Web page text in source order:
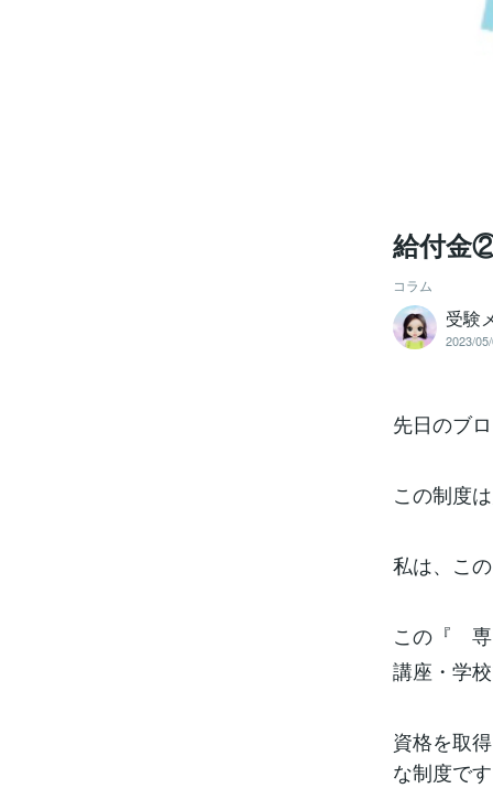
給付金
コラム
受験
2023/
先日のブ
この制度
私は、こ
この『
講座・学
資格を取
な制度で